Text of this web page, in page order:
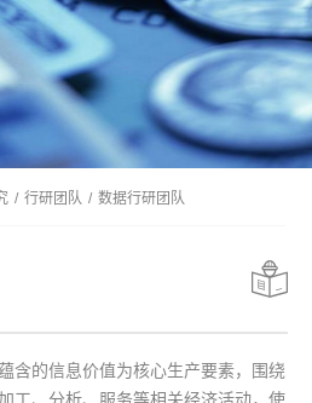
/ 行研团队 / 数据行研团队
含的信息价值为核心生产要素，围绕